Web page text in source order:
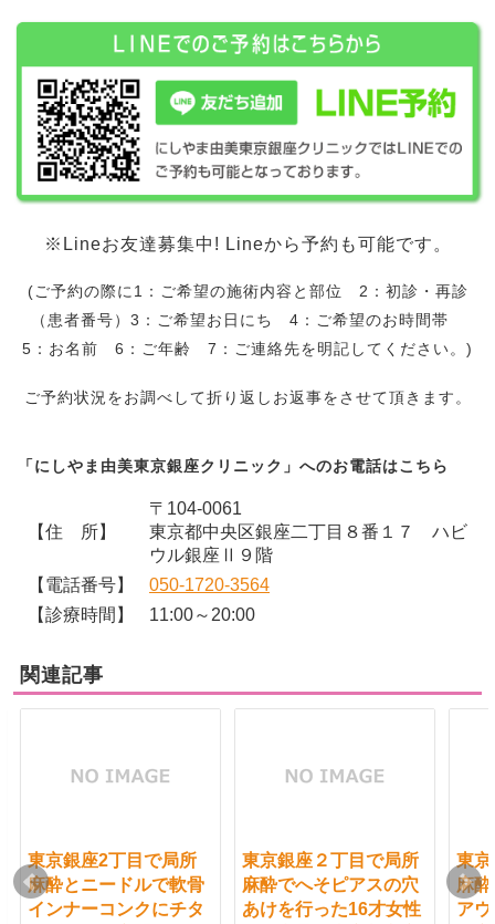
※Lineお友達募集中! Lineから予約も可能です。
(ご予約の際に1：ご希望の施術内容と部位 2：初診・再診
（患者番号）3：ご希望お日にち 4：ご希望のお時間帯
5：お名前 6：ご年齢 7：ご連絡先を明記してください。)
ご予約状況をお調べして折り返しお返事をさせて頂きます。
「にしやま由美東京銀座クリニック」へのお電話はこちら
【住 所】
〒104-0061
東京都中央区銀座二丁目８番１７ ハビ
ウル銀座Ⅱ９階
【電話番号】
050-1720-3564
【診療時間】
11:00～20:00
関連記事
東京銀座2丁目で局所
麻酔とニードルで軟骨
インナーコンクにチタ
東京銀座２丁目で局所
麻酔でへそピアスの穴
あけを行った16才女性
東
麻
ア